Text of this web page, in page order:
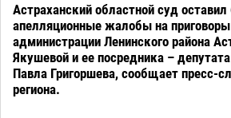
Астраханский областной суд
апелляционные жалобы на
администрации Ленинского района
Якушевой и ее посредника –
Павла Григоршева, сообщает пресс-
региона.